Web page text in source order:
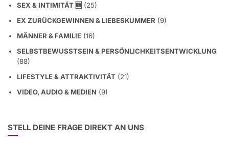
SEX & INTIMITÄT 🆕 (25)
EX ZURÜCKGEWINNEN & LIEBESKUMMER (9)
MÄNNER & FAMILIE (16)
SELBSTBEWUSSTSEIN & PERSÖNLICHKEITSENTWICKLUNG
(88)
LIFESTYLE & ATTRAKTIVITÄT (21)
VIDEO, AUDIO & MEDIEN (9)
STELL DEINE FRAGE DIREKT AN UNS